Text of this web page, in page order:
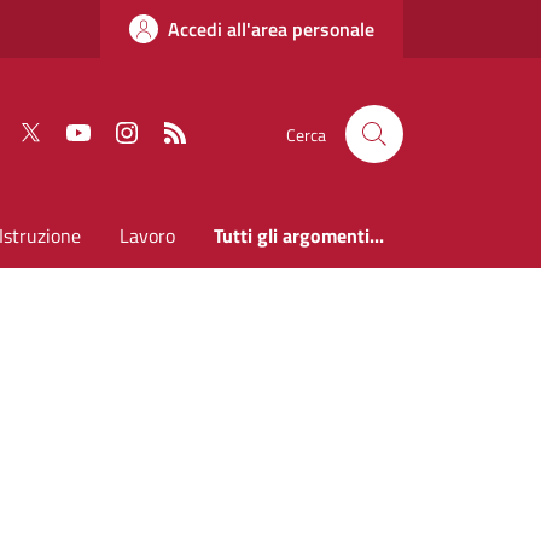
Accedi all'area personale
Faceboook
Twitter YoutubeInstagram Cerca
Istruzione Lavoro Tutti gli argomenti...